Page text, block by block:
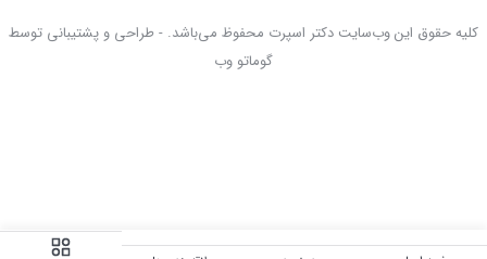
کلیه حقوق این وب‌سایت دکتر اسپرت محفوظ می‌باشد. - طراحی و پشتیبانی توسط
گوماتو وب